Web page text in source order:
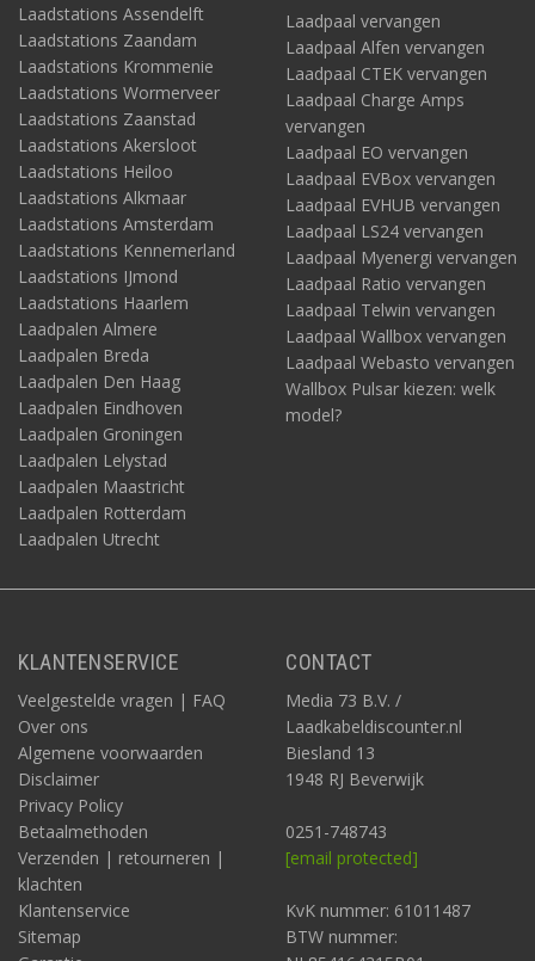
Laadstations Assendelft
Laadstations Zaandam
Laadstations Krommenie
Laadstations Wormerveer
Laadstations Zaanstad
Laadstations Akersloot
Laadstations Heiloo
Laadstations Alkmaar
Laadstations Amsterdam
Laadstations Kennemerland
Laadstations IJmond
Laadstations Haarlem
Laadpalen Almere
Laadpalen Breda
Laadpalen Den Haag
Laadpalen Eindhoven
Laadpalen Groningen
Laadpalen Lelystad
Laadpalen Maastricht
Laadpalen Rotterdam
Laadpalen Utrecht
Laadpaal vervangen
Laadpaal Alfen vervangen
Laadpaal CTEK vervangen
Laadpaal Charge Amps
vervangen
Laadpaal EO vervangen
Laadpaal EVBox vervangen
Laadpaal EVHUB vervangen
Laadpaal LS24 vervangen
Laadpaal Myenergi vervangen
Laadpaal Ratio vervangen
Laadpaal Telwin vervangen
Laadpaal Wallbox vervangen
Laadpaal Webasto vervangen
Wallbox Pulsar kiezen: welk
model?
KLANTENSERVICE
Veelgestelde vragen | FAQ
Over ons
Algemene voorwaarden
Disclaimer
Privacy Policy
Betaalmethoden
Verzenden | retourneren |
klachten
Klantenservice
Sitemap
CONTACT
Media 73 B.V. /
Laadkabeldiscounter.nl
Biesland 13
1948 RJ Beverwijk
0251-748743
[email protected]
KvK nummer: 61011487
BTW nummer: